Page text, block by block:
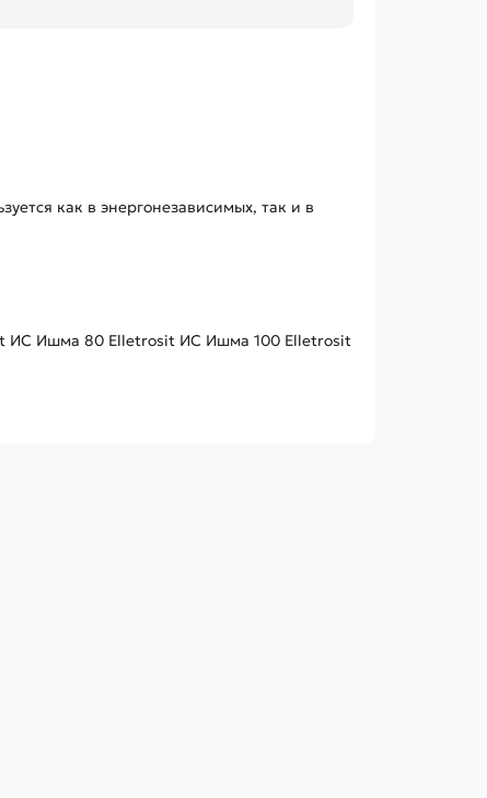
как в энергонезависимых, так и в
ИС Ишма 80 Elletrosit ИС Ишма 100 Elletrosit